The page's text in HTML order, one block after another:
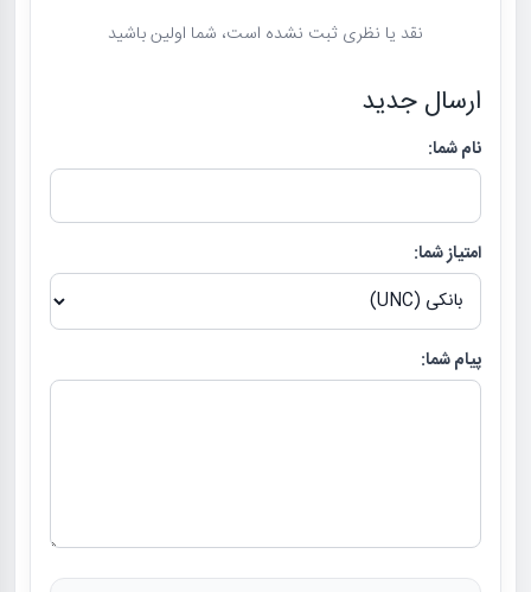
نقد یا نظری ثبت نشده است، شما اولین باشید
ارسال جدید
نام شما:
امتیاز شما:
پیام شما: